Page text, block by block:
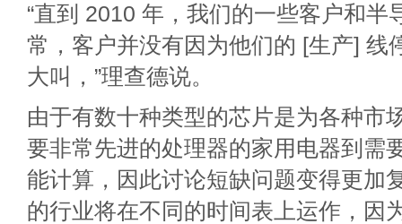
“直到 2010 年，我们的一些客户和半
常，客户并没有因为他们的 [生产] 线
大叫，”理查德说。
由于有数十种类型的芯片是为各种市
要非常先进的处理器的家用电器到需
能计算，因此讨论短缺问题变得更加
的行业将在不同的时间表上运作，因